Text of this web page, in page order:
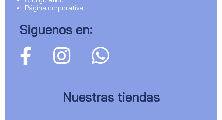
Página corporativa
Siguenos en:
Nuestras tiendas